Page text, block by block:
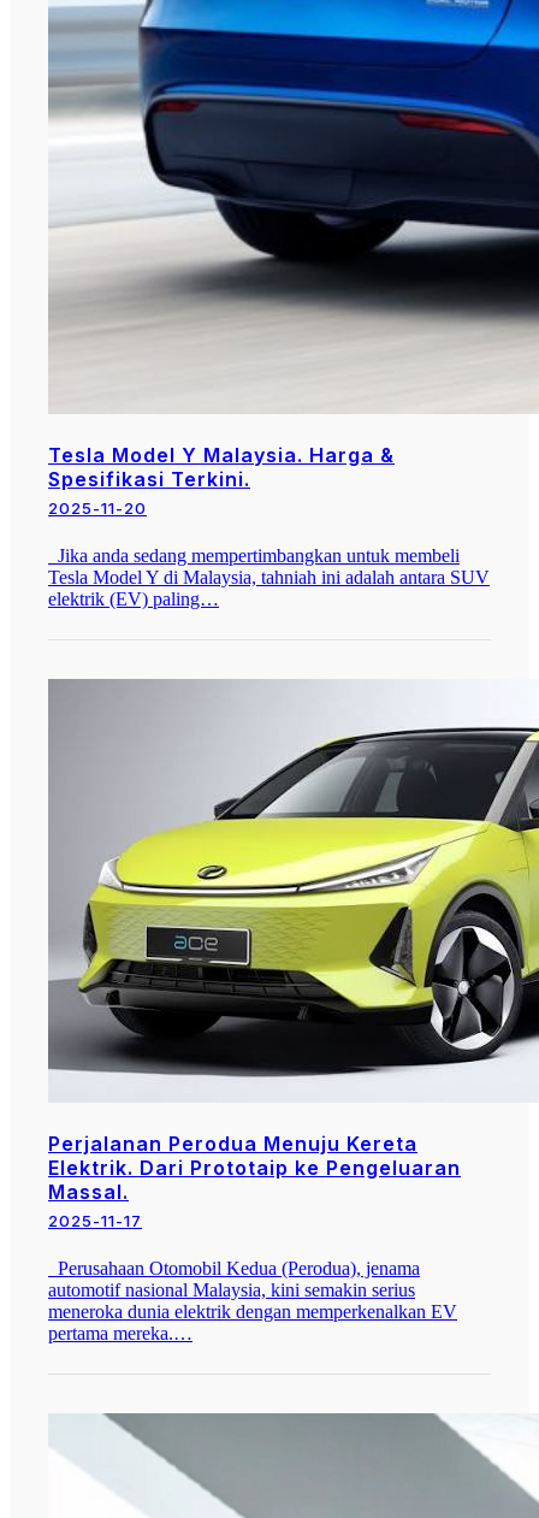
Tesla Model Y Malaysia. Harga &
Spesifikasi Terkini.
2025-11-20
Jika anda sedang mempertimbangkan untuk membeli
Tesla Model Y di Malaysia, tahniah ini adalah antara SUV
elektrik (EV) paling…
Perjalanan Perodua Menuju Kereta
Elektrik. Dari Prototaip ke Pengeluaran
Massal.
2025-11-17
Perusahaan Otomobil Kedua (Perodua), jenama
automotif nasional Malaysia, kini semakin serius
meneroka dunia elektrik dengan memperkenalkan EV
pertama mereka.…